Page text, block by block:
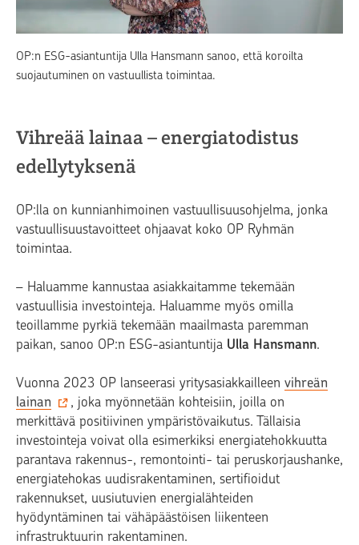
OP:n ESG-asiantuntija Ulla Hansmann sanoo, että koroilta
suojautuminen on vastuullista toimintaa.
Vihreää lainaa – energiatodistus
edellytyksenä
OP:lla on kunnianhimoinen vastuullisuusohjelma, jonka
vastuullisuustavoitteet ohjaavat koko OP Ryhmän
toimintaa.
– Haluamme kannustaa asiakkaitamme tekemään
vastuullisia investointeja. Haluamme myös omilla
teoillamme pyrkiä tekemään maailmasta paremman
paikan, sanoo OP:n ESG-asiantuntija Ulla Hansmann.
Vuonna 2023 OP lanseerasi yritysasiakkailleen vihreän
lainan
, joka myönnetään kohteisiin, joilla on
merkittävä positiivinen ympäristövaikutus. Tällaisia
investointeja voivat olla esimerkiksi energiatehokkuutta
parantava rakennus-, remontointi- tai peruskorjaushanke,
energiatehokas uudisrakentaminen, sertifioidut
rakennukset, uusiutuvien energialähteiden
hyödyntäminen tai vähäpäästöisen liikenteen
infrastruktuurin rakentaminen.